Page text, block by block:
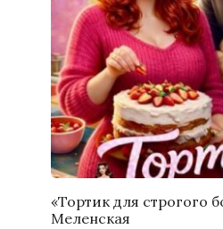
«Тортик для строгого
Меленская